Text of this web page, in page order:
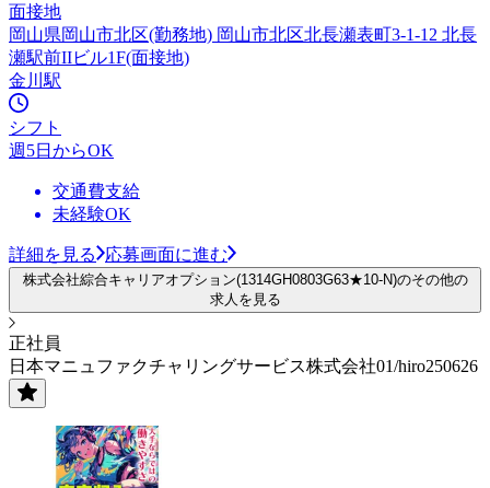
面接地
岡山県岡山市北区(勤務地) 岡山市北区北長瀬表町3-1-12 北長
瀬駅前IIビル1F(面接地)
金川駅
シフト
週5日からOK
交通費支給
未経験OK
詳細を見る 応募画面に進む
株式会社綜合キャリアオプション(1314GH0803G63★10-N)のその他の
求人を見る
正社員
日本マニュファクチャリングサービス株式会社01/hiro250626